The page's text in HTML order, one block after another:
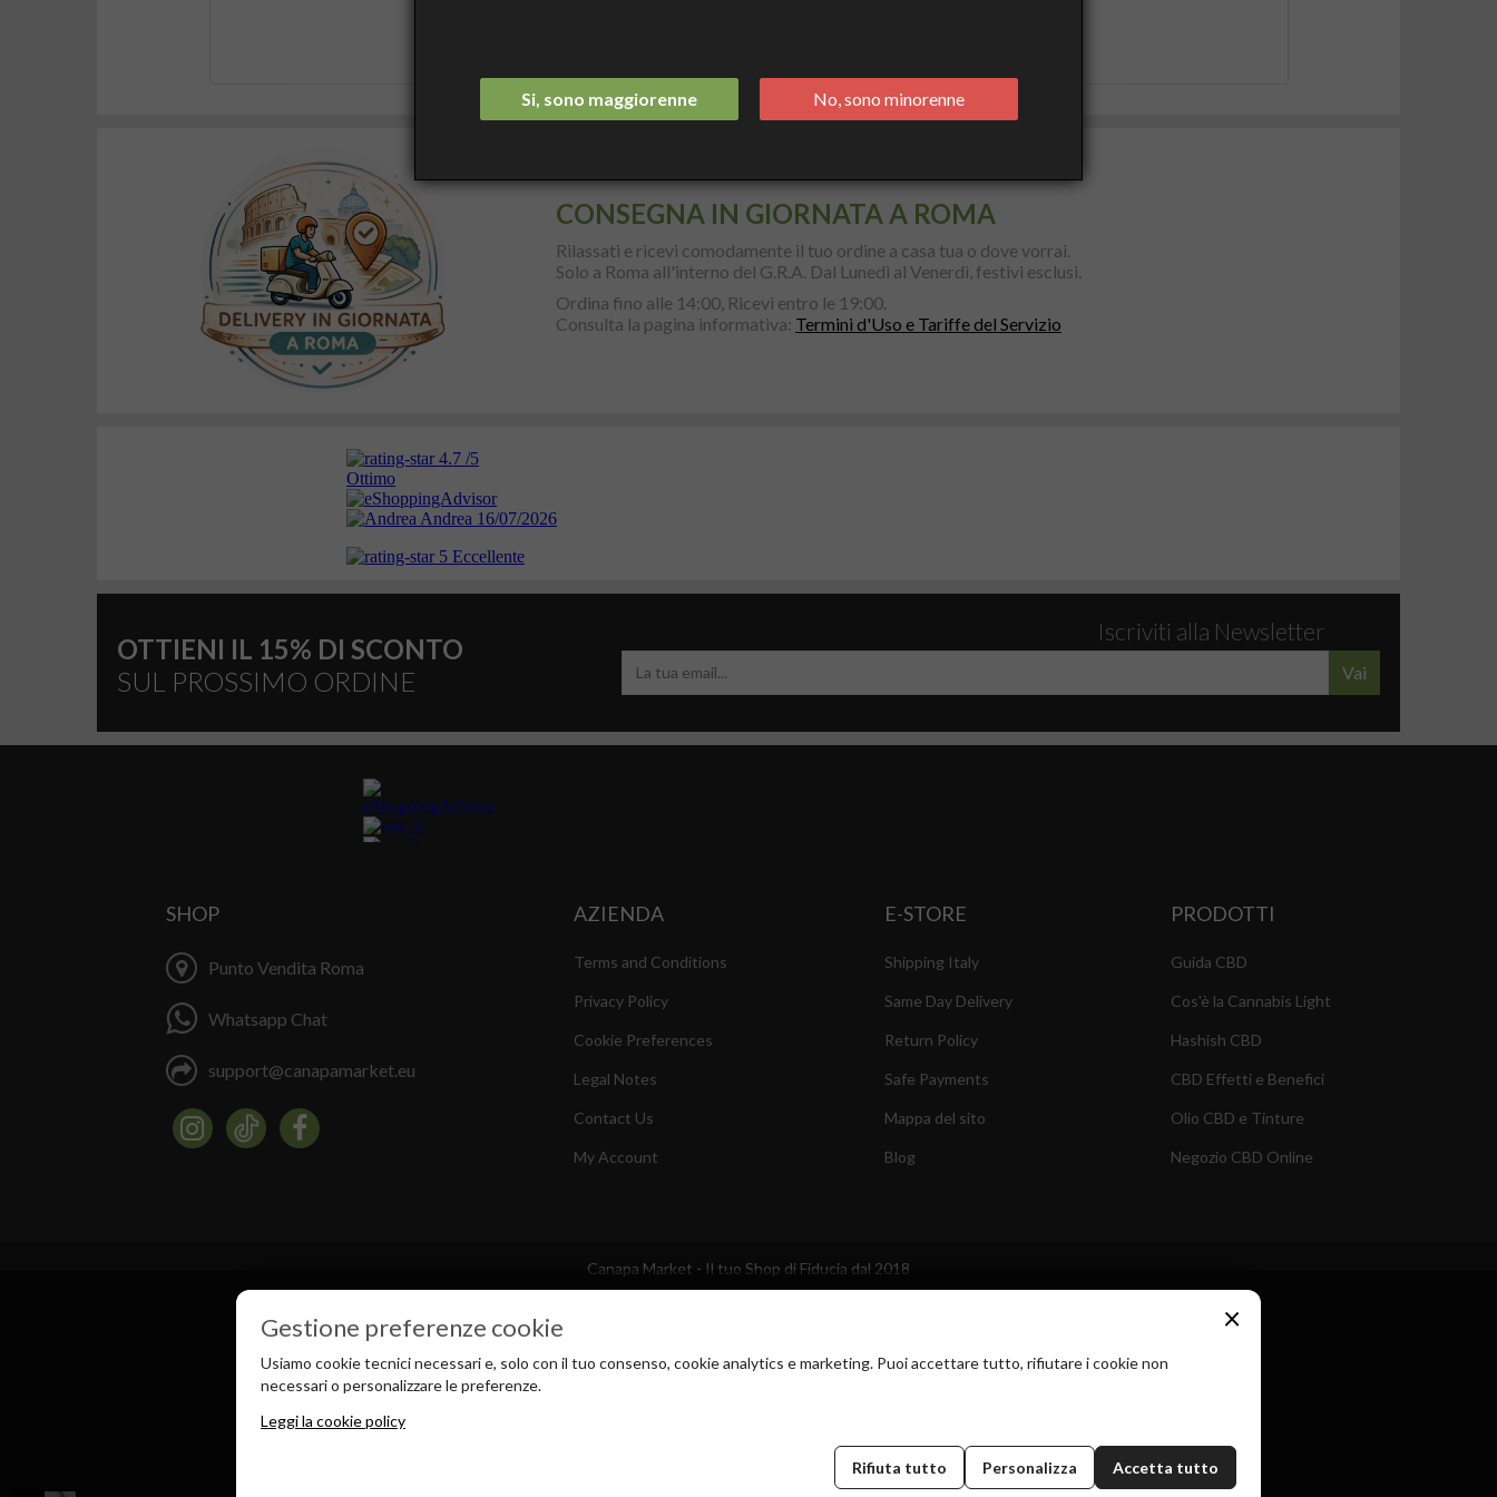
CONSEGNA IN GIORNATA A ROMA
Rilassati e ricevi comodamente il tuo ordine a casa tua o dove vorrai.
Solo a Roma all'interno del G.R.A. Dal Lunedì al Venerdì, festivi esclusi.
Ordina fino alle 14:00, Ricevi entro le 19:00.
Consulta la pagina informativa: Termini d'Uso e Tariffe del Servizio
OTTIENI IL 15% DI SCONTO
SUL PROSSIMO ORDINE
Iscriviti alla Newsletter
Vai
SHOP
Punto Vendita Roma
Whatsapp Chat
support@canapamarket.eu
AZIENDA
Terms and Conditions
Privacy Policy
Cookie Preferences
Legal Notes
Contact Us
My Account
E-STORE
Shipping Italy
Same Day Delivery
Return Policy
Safe Payments
Mappa del sito
Blog
PRODOTTI
Guida CBD
Cos'è la Cannabis Light
Hashish CBD
CBD Effetti e Benefici
Olio CBD e Tinture
Negozio CBD Online
×
Gestione preferenze cookie
Usiamo cookie tecnici necessari e, solo con il tuo consenso, cookie analytics e marketing. Puoi accettare tutto, rifiutare i cookie non
necessari o personalizzare le preferenze.
Leggi la cookie policy
Rifiuta tutto Personalizza Accetta tutto
Canapa Market - Il tuo Shop di Fiducia dal 2018
Si, sono maggiorenne No, sono minorenne